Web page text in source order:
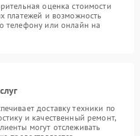
оценка стоимости
платежей и возможность
телефону или онлайн на
доставку техники по
и качественный ремонт,
могут отслеживать